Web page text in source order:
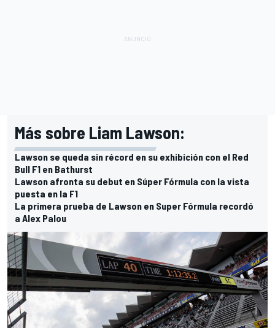
Más sobre Liam Lawson:
Lawson se queda sin récord en su exhibición con el Red
Bull F1 en Bathurst
Lawson afronta su debut en Súper Fórmula con la vista
puesta en la F1
La primera prueba de Lawson en Super Fórmula recordó
a Alex Palou